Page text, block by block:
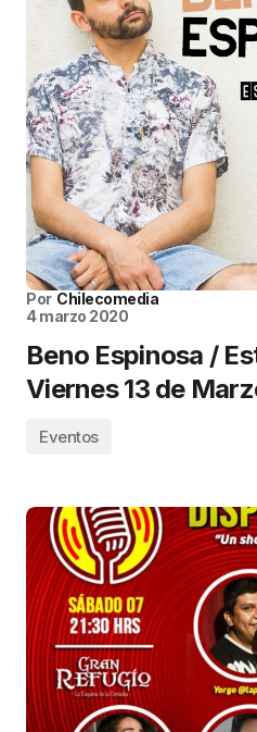
Por Chilecomedia
4 marzo 2020
Beno Espinosa /
Viernes 13 de
Eventos